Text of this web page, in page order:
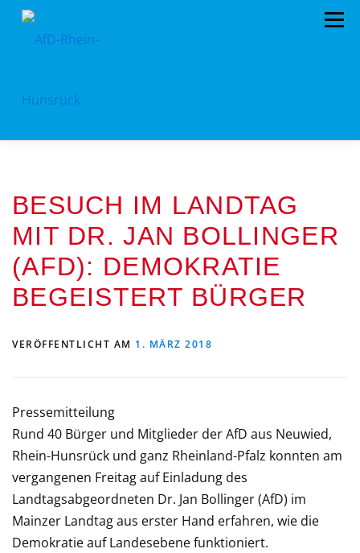
Zum
Menü
EU- KOMMUNALWAHL 2024 STANDPUNKTE
ARCHIV TERMINE MITMACHEN!
LANDTAGSWAHL 2021 KONTAKT
BESUCH IM LANDTAG
MIT DR. JAN BOLLINGER
(AFD): DEMOKRATIE
BEGEISTERT BÜRGER
VERÖFFENTLICHT AM 1. MÄRZ 2018
Pressemitteilung
Rund 40 Bürger und Mitglieder der AfD aus Neuwied,
Rhein-Hunsrück und ganz Rheinland-Pfalz konnten am
vergangenen Freitag auf Einladung des
Landtagsabgeordneten Dr. Jan Bollinger (AfD) im
Mainzer Landtag aus erster Hand erfahren, wie die
Demokratie auf Landesebene funktioniert.